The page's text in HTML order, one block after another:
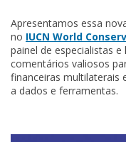
Apresentamos essa
no IUCN World
painel de especialistas
comentários valiosos
financeiras multilaterais
a dados e ferramentas.